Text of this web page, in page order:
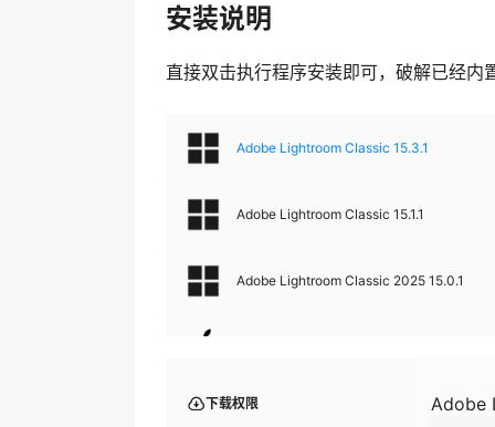
安装说明
直接双击执行程序安装即可，破解已经内
Adobe Lightroom Classic 15.3.1
Adobe Lightroom Classic 15.1.1
Adobe Lightroom Classic 2025 15.0.1
Adobe Lightroom Classic v14.3.1 CE
下载权限 Adobe